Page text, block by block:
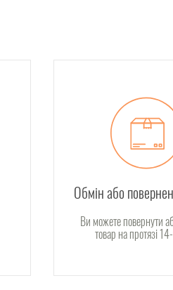
Обмін або
Ви можете повернути
товар на протязі